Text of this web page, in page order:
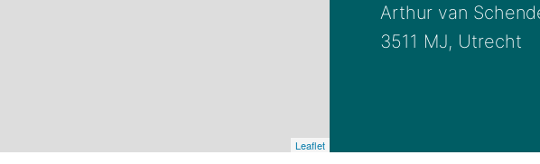
Arthur van
3511 MJ, Utrecht
Leaflet